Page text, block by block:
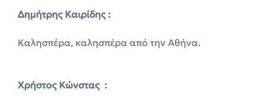
Δημήτρης Καιρίδης :
Καλησπέρα, καλησπέρα από την Αθήνα.
Xρήστος Κώνστας :